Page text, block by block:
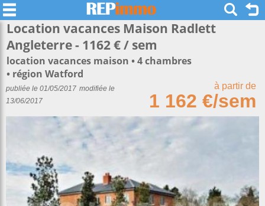
Location vacances Maison Radlett
Angleterre - 1162 € / sem
location vacances maison
4 chambres
région Watford
à partir de
1 162 €/sem
publiée le 01/05/2017 modifiée le
13/06/2017